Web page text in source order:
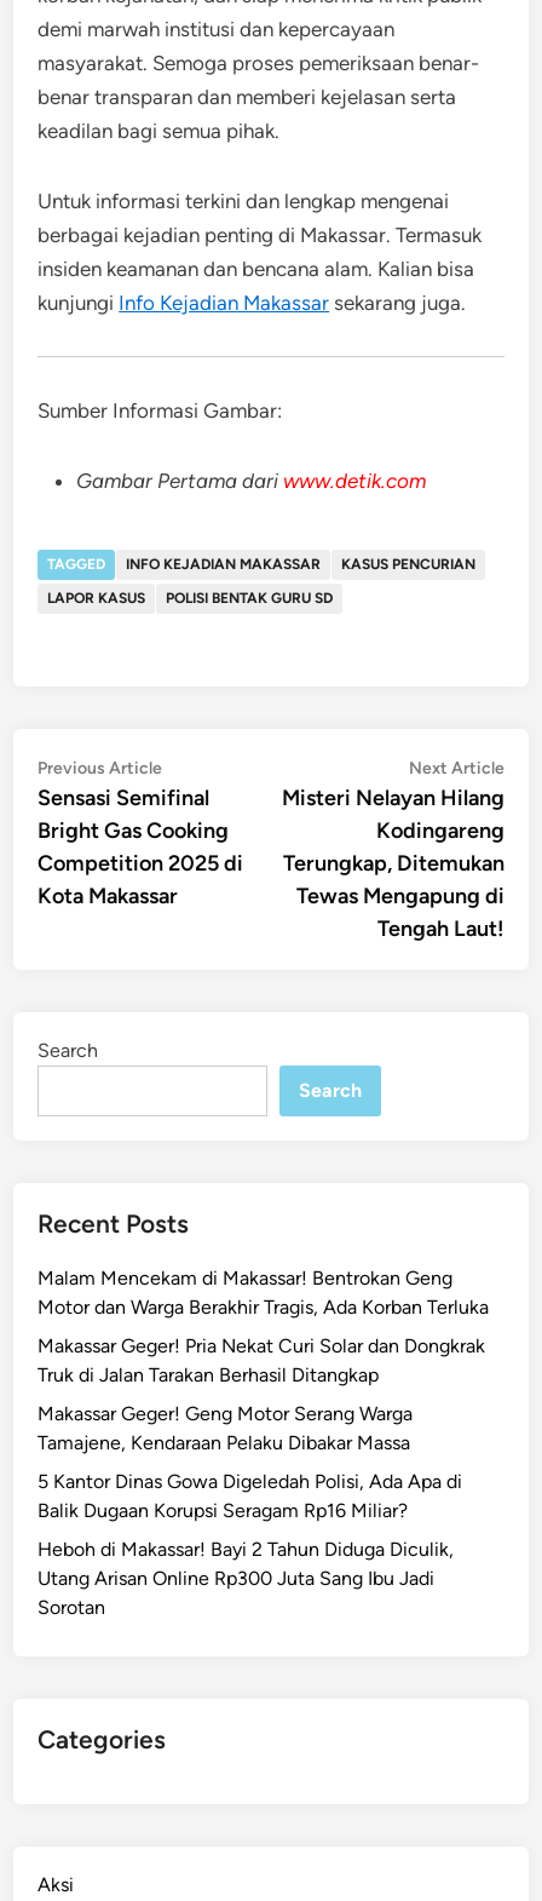
demi marwah institusi dan kepercayaan
masyarakat. Semoga proses pemeriksaan benar-
benar transparan dan memberi kejelasan serta
keadilan bagi semua pihak.
Untuk informasi terkini dan lengkap mengenai
berbagai kejadian penting di Makassar. Termasuk
insiden keamanan dan bencana alam. Kalian bisa
kunjungi Info Kejadian Makassar sekarang juga.
Sumber Informasi Gambar:
Gambar Pertama dari www.detik.com
TAGGED INFO KEJADIAN MAKASSAR
KASUS PENCURIAN
LAPOR KASUS
POLISI BENTAK GURU SD
Post
navigation
Previous ArticlePrevious
article:
Sensasi Semifinal
Bright Gas Cooking
Competition 2025 di
Kota Makassar
Next Article
Misteri Nelayan Hilang
Kodingareng
Terungkap, Ditemukan
Tewas Mengapung di
Tengah Laut!
Search
Search
Recent Posts
Malam Mencekam di Makassar! Bentrokan Geng
Motor dan Warga Berakhir Tragis, Ada Korban Terluka
Makassar Geger! Pria Nekat Curi Solar dan Dongkrak
Truk di Jalan Tarakan Berhasil Ditangkap
Makassar Geger! Geng Motor Serang Warga
Tamajene, Kendaraan Pelaku Dibakar Massa
5 Kantor Dinas Gowa Digeledah Polisi, Ada Apa di
Balik Dugaan Korupsi Seragam Rp16 Miliar?
Heboh di Makassar! Bayi 2 Tahun Diduga Diculik,
Utang Arisan Online Rp300 Juta Sang Ibu Jadi
Sorotan
Categories
Aksi